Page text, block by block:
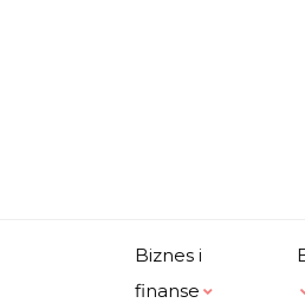
Biznes i
finanse